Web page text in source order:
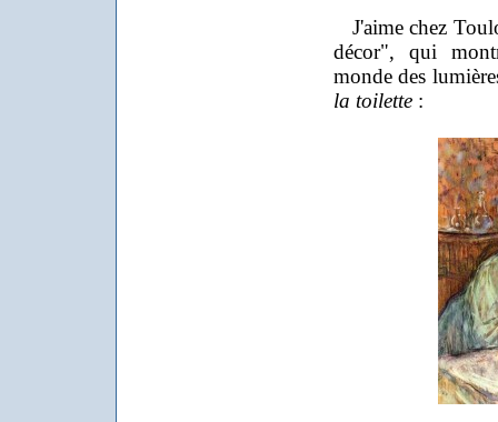
J'aime chez
décor", qui
monde des
la toilette: